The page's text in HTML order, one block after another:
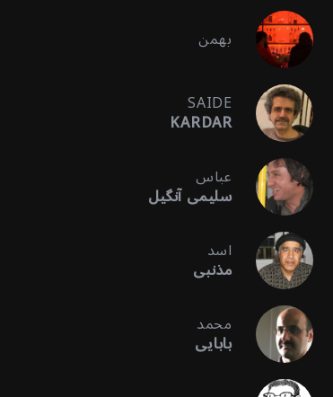
بهمن
SAIDE
KARDAR
عباس
سلیمی آنگیل
اسد
مذنبی
محمد
بابایی